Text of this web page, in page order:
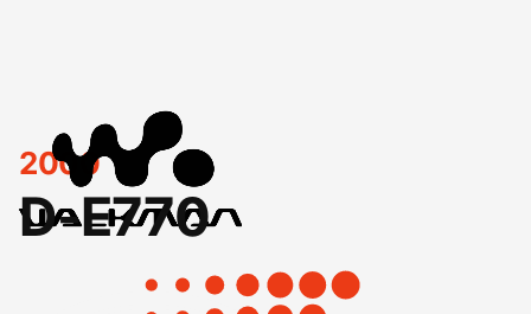
2000
D-E770